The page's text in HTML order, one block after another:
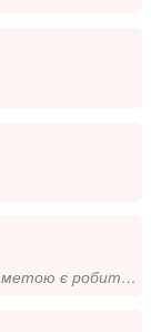
Коли ми зустрічаємось, моєю метою є робити це спілкування максимально позитивним і приємним. Сподіваюся, що наша зустріч...